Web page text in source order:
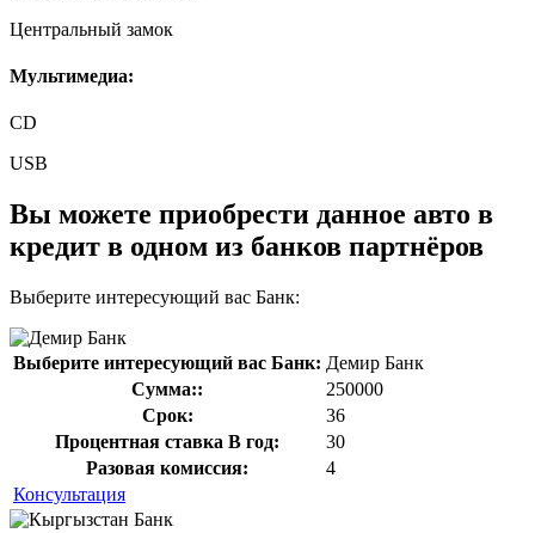
Центральный замок
Мультимедиа:
CD
USB
Вы можете приобрести данное авто в
кредит в одном из банков партнёров
Выберите интересующий вас Банк:
Выберите интересующий вас Банк: Демир Банк
Сумма::
250000
Срок:
36
Процентная ставка В год:
30
Разовая комиссия:
4
Консультация